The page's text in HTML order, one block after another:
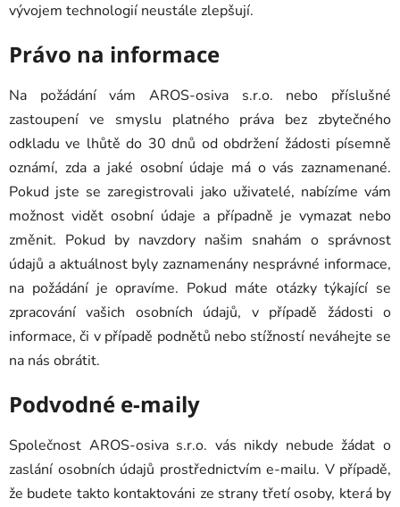
vývojem technologií neustále zlepšují.
Právo na informace
Na požádání vám AROS-osiva s.r.o. nebo příslušné
zastoupení ve smyslu platného práva bez zbytečného
odkladu ve lhůtě do 30 dnů od obdržení žádosti písemně
oznámí, zda a jaké osobní údaje má o vás zaznamenané.
Pokud jste se zaregistrovali jako uživatelé, nabízíme vám
možnost vidět osobní údaje a případně je vymazat nebo
změnit. Pokud by navzdory našim snahám o správnost
údajů a aktuálnost byly zaznamenány nesprávné informace,
na požádání je opravíme. Pokud máte otázky týkající se
zpracování vašich osobních údajů, v případě žádosti o
informace, či v případě podnětů nebo stížností neváhejte se
na nás obrátit.
Podvodné e-maily
Společnost AROS-osiva s.r.o. vás nikdy nebude žádat o
zaslání osobních údajů prostřednictvím e-mailu. V případě,
že budete takto kontaktováni ze strany třetí osoby, která by